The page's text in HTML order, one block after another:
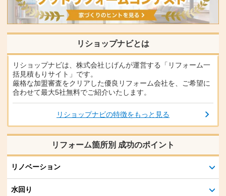
リショップナビとは
リショップナビは、株式会社じげんが運営する「リフォーム一
括見積もりサイト」です。
厳格な加盟審査をクリアした優良リフォーム会社を、ご希望に
合わせて最大5社無料でご紹介いたします。
リショップナビの特徴をもっと見る
リフォーム箇所別 成功のポイント
リノベーション
水回り